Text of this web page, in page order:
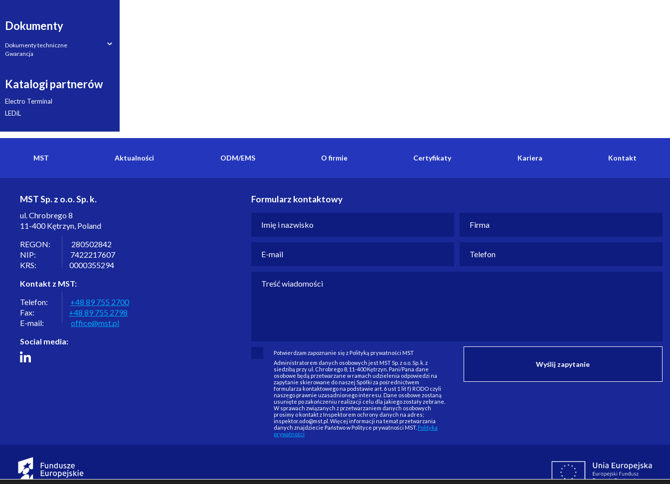
Dokumenty
Dokumenty techniczne
Gwarancja
Katalogi partnerów
Electro Terminal
LEDiL
MST Aktualności ODM/EMS O firmie Certyfikaty Kariera Kontakt
MST Sp. z o.o. Sp. k.
ul. Chrobrego 8
11-400 Kętrzyn, Poland
REGON: 280502842
NIP: 7422217607
KRS: 0000355294
Kontakt z MST:
Telefon: +48 89 755 2700
Fax: +48 89 755 2798
E-mail: office@mst.pl
Social media:
Formularz kontaktowy
Potwierdzam zapoznanie się z Polityką prywatności MST
Administratorem danych osobowych jest MST Sp. z o.o. Sp. k. z
siedzibą przy ul. Chrobrego 8, 11-400 Kętrzyn. Pani/Pana dane
osobowe będą przetwarzane w ramach udzielenia odpowiedzi na
zapytanie skierowane do naszej Spółki za pośrednictwem
formularza kontaktowego na podstawie art. 6 ust 1 lit f) RODO czyli
naszego prawnie uzasadnionego interesu. Dane osobowe zostaną
usunięte po zakończeniu realizacji celu dla jakiego zostały zebrane.
W sprawach związanych z przetwarzaniem danych osobowych
prosimy o kontakt z Inspektorem ochrony danych na adres;
inspektor.odo@mst.pl. Więcej informacji na temat przetwarzania
danych znajdziecie Państwo w Polityce prywatności MST. Polityka
prywatności